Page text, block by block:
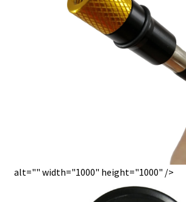
alt="" width="1000" height="1000" />